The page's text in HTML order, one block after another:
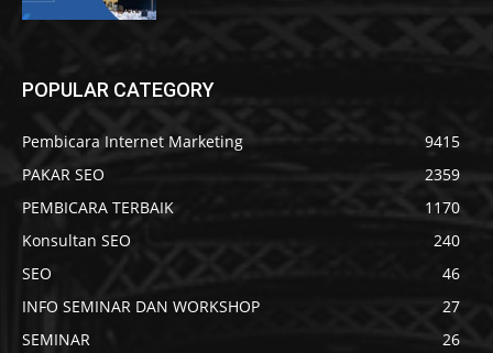
POPULAR CATEGORY
Pembicara Internet Marketing
9415
PAKAR SEO
2359
PEMBICARA TERBAIK
1170
Konsultan SEO
240
SEO
46
INFO SEMINAR DAN WORKSHOP
27
SEMINAR
26